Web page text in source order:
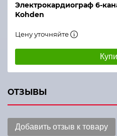
Электрокардиограф 6-
Kohden
Цену уточняйте
ОТЗЫВЫ
Добавить отзыв к товару